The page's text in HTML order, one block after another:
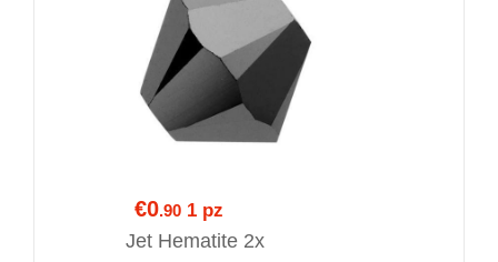
€0.90 1 pz
Jet Hematite 2x